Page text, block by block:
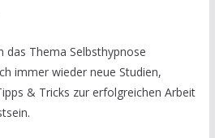
das Thema Selbsthypnose
immer wieder neue Studien,
& Tricks zur erfolgreichen Arbeit